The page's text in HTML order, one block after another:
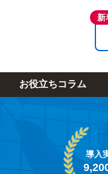
お役立ちコラム
導入